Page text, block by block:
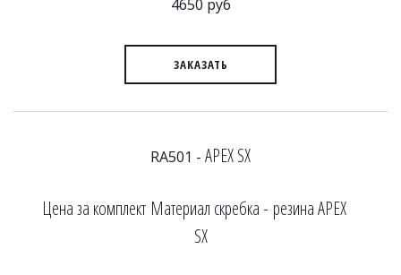
4650 руб
ЗАКАЗАТЬ
RA501 - APEX SX
Цена за комплект Материал скребка - резина APEX
SX